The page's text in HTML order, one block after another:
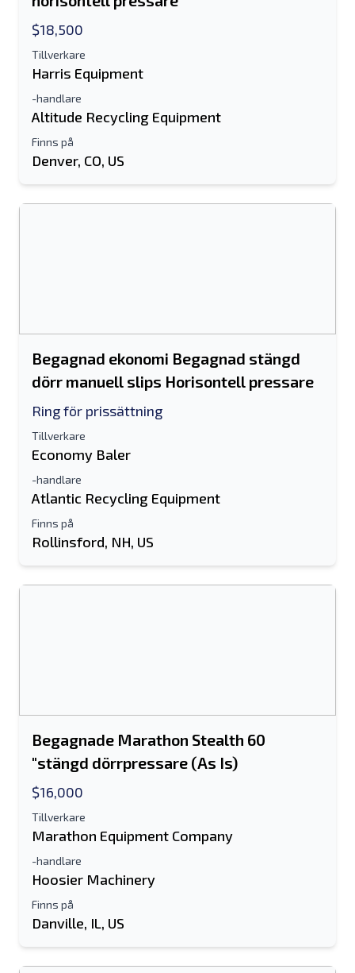
$18,500
Tillverkare
Harris Equipment
-handlare
Altitude Recycling Equipment
Finns på
Denver, CO, US
Begagnad ekonomi Begagnad stängd
dörr manuell slips Horisontell pressare
Ring för prissättning
Tillverkare
Economy Baler
-handlare
Atlantic Recycling Equipment
Finns på
Rollinsford, NH, US
Begagnade Marathon Stealth 60
"stängd dörrpressare (As Is)
$16,000
Tillverkare
Marathon Equipment Company
-handlare
Hoosier Machinery
Finns på
Danville, IL, US